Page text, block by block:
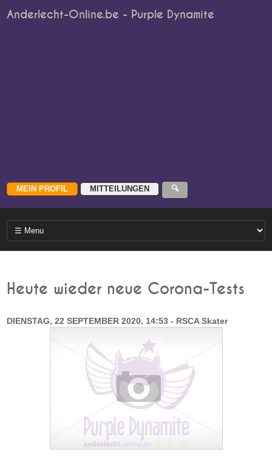
Anderlecht-Online.be - Purple Dynamite
Heute wieder neue Corona-Tests
DIENSTAG, 22 SEPTEMBER 2020, 14:53 - RSCA Skater